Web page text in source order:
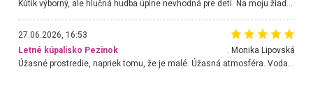
27.06.2026, 16:53
Letné kúpalisko Pezinok
. Monika Lipovská
Úžasné prostredie, napriek tomu, že je malé. Úžasná atmosféra. Voda fantastická a nádherná. Ľudí je pomerne veľa, ale su mili a ohľaduplní. Je veľmi zaujímavé sledovať, ako dokážu spolu športovať cudzí ľudia a bez ohľadu na vek. Vládne tu pohoda. Vnuka neviem dostať z vody. Ďakujem za krásny deň . Urcite sa sem vrátim. Jediný problém je s parkovaním, ale aj ten sa mi podarilo vyriešiť. Monika Bratislava